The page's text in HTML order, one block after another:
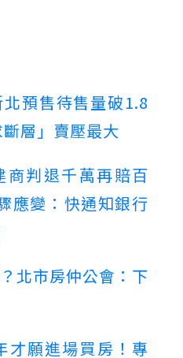
預售待售量破1.8
層」賣壓最大
商判退千萬再賠百
應變：快通知銀行
北市房仲公會：下
才願進場買房！專